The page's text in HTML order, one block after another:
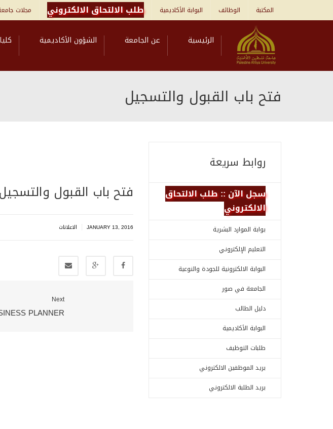
المكتبة الوظائف البوابة الأكاديمية طلب الالتحاق الالكتروني مجلات
الرئيسية عن الجامعة الشؤون الأكاديمية
فتح باب القبول والتسجيل
فتح باب القبول والتسجيل
JANUARY 13, 2016 الاعلانات
Next
PLANNER
روابط سريعة
سجل الآن :: طلب الالتحاق
الالكتروني
بوابة الموارد البشرية
التعليم الإلكتروني
البوابة الالكترونية للجودة والنوعية
الجامعة في صور
دليل الطالب
البوابة الأكاديمية
طلبات التوظيف
بريد الموظفين الالكتروني
بريد الطلبة الالكتروني